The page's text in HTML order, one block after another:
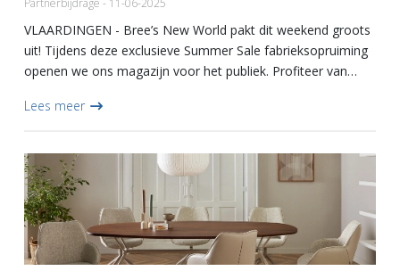
Partnerbijdrage - 11-06-2025
VLAARDINGEN - Bree’s New World pakt dit weekend groots
uit! Tijdens deze exclusieve Summer Sale fabrieksopruiming
openen we ons magazijn voor het publiek. Profiteer van
voor d...
Lees meer